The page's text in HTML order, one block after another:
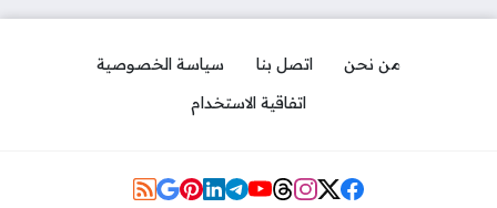
من نحن اتصل بنا
سياسة الخصوصية
اتفاقية الاستخدام
Social Links